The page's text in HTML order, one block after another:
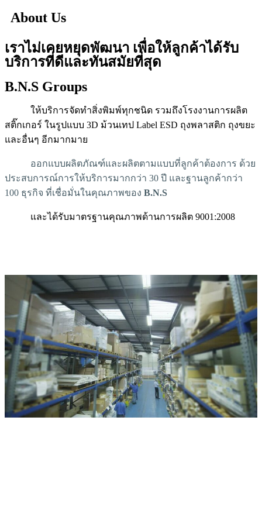
About Us
เราไม่เคยหยุดพัฒนา เพื่อให้ลูกค้าได้รับ
บริการที่ดีและทันสมัยที่สุด
B.N.S Groups
ให้บริการจัดทำสิ่งพิมพ์ทุกชนิด รวมถึงโรงงานการผลิต
สติ๊กเกอร์ ในรูปแบบ 3D ม้วนเทป Label ESD ถุงพลาสติก ถุงขยะ
และอื่นๆ อีกมากมาย
ออกแบบผลิตภัณฑ์และผลิตตามแบบที่ลูกค้าต้องการ ด้วย
ประสบการณ์การให้บริการมากกว่า 30 ปี และฐานลูกค้ากว่า
100 ธุรกิจ ที่เชื่อมั่นในคุณภาพของ B.N.S
และได้รับมาตรฐานคุณภาพด้านการผลิต 9001:2008